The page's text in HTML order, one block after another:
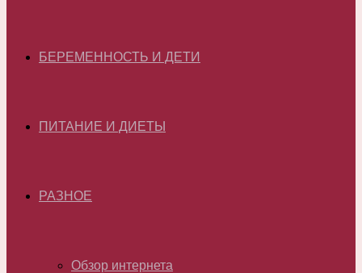
БЕРЕМЕННОСТЬ И ДЕТИ
ПИТАНИЕ И ДИЕТЫ
РАЗНОЕ
Обзор интернета